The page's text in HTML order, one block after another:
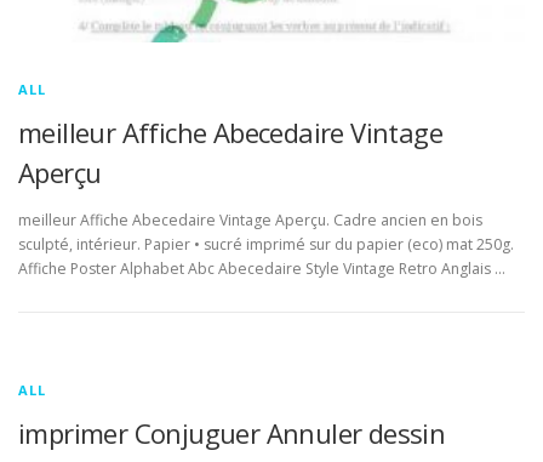
ALL
meilleur Affiche Abecedaire Vintage
Aperçu
meilleur Affiche Abecedaire Vintage Aperçu. Cadre ancien en bois
sculpté, intérieur. Papier • sucré imprimé sur du papier (eco) mat 250g.
Affiche Poster Alphabet Abc Abecedaire Style Vintage Retro Anglais …
ALL
imprimer Conjuguer Annuler dessin